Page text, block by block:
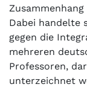
Dabei handelte
gegen die
mehreren
Professoren,
unterzeichnet